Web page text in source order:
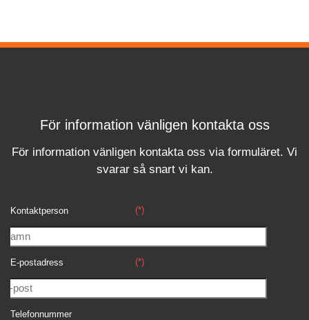
För information vänligen kontakta oss
För information vänligen kontakta oss via formuläret. Vi
svararså snart vi kan.
Kontaktperson (*)
E-postadress (*)
Telefonnummer